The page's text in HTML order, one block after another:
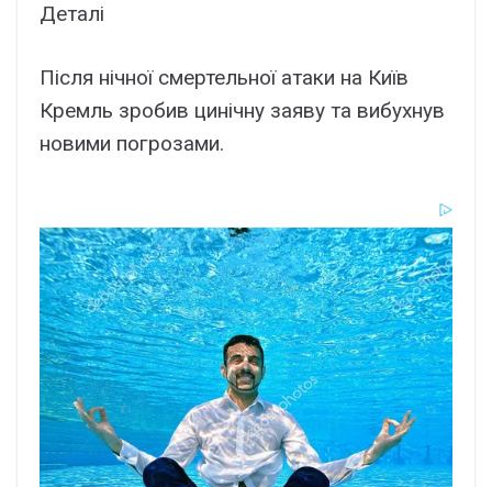
Деталі
Після нічної смертельної атаки на Київ
Кремль зробив цинічну заяву та вибухнув
новими погрозами.